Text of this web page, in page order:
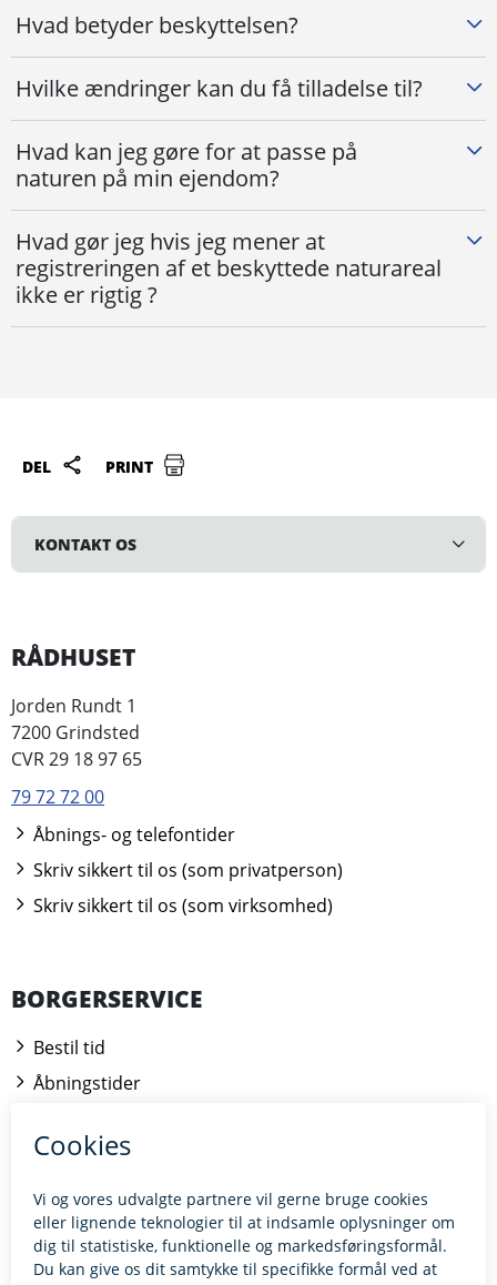
Hvad betyder beskyttelsen?
Hvilke ændringer kan du få tilladelse til?
Hvad kan jeg gøre for at passe på
naturen på min ejendom?
Hvad gør jeg hvis jeg mener at
registreringen af et beskyttede naturareal
ikke er rigtig ?
DEL PRINT
KONTAKT OS
RÅDHUSET
Jorden Rundt 1
7200 Grindsted
CVR 29 18 97 65
79 72 72 00
Åbnings- og telefontider
Skriv sikkert til os (som privatperson)
Skriv sikkert til os (som virksomhed)
BORGERSERVICE
Bestil tid
Åbningstider
Kontakt borgerrådgiveren
BILLUND.DK